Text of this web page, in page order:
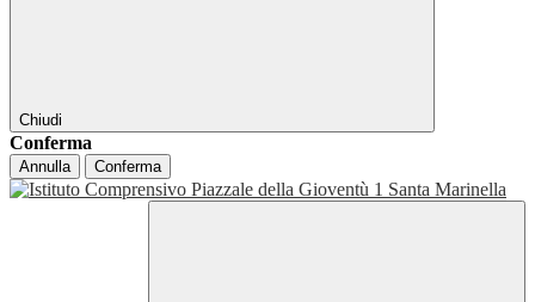
Chiudi
Conferma
Annulla Conferma